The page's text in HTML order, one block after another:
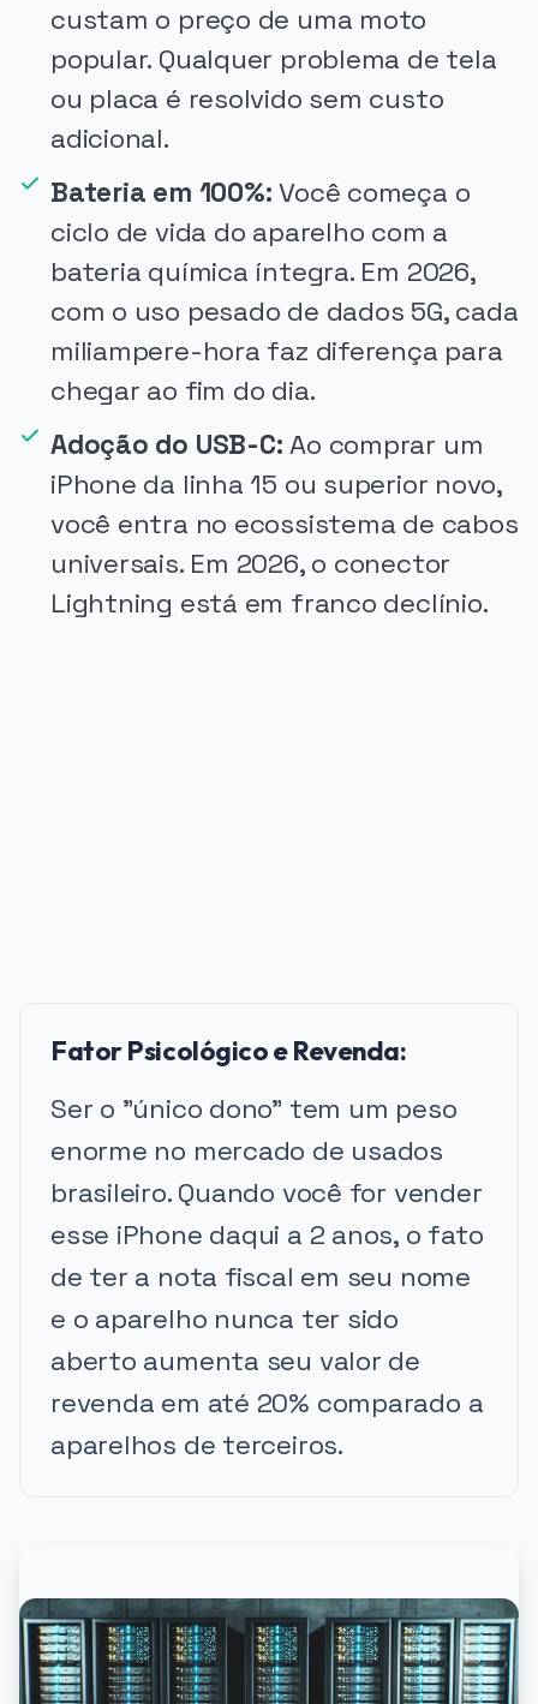
custam o preço de uma moto
popular. Qualquer problema de tela
ou placa é resolvido sem custo
adicional.
Bateria em 100%: Você começa o
ciclo de vida do aparelho com a
bateria química íntegra. Em 2026,
com o uso pesado de dados 5G, cada
miliampere-hora faz diferença para
chegar ao fim do dia.
Adoção do USB-C: Ao comprar um
iPhone da linha 15 ou superior novo,
você entra no ecossistema de cabos
universais. Em 2026, o conector
Lightning está em franco declínio.
Fator Psicológico e Revenda:
Ser o "único dono" tem um peso
enorme no mercado de usados
brasileiro. Quando você for vender
esse iPhone daqui a 2 anos, o fato
de ter a nota fiscal em seu nome
e o aparelho nunca ter sido
aberto aumenta seu valor de
revenda em até 20% comparado a
aparelhos de terceiros.